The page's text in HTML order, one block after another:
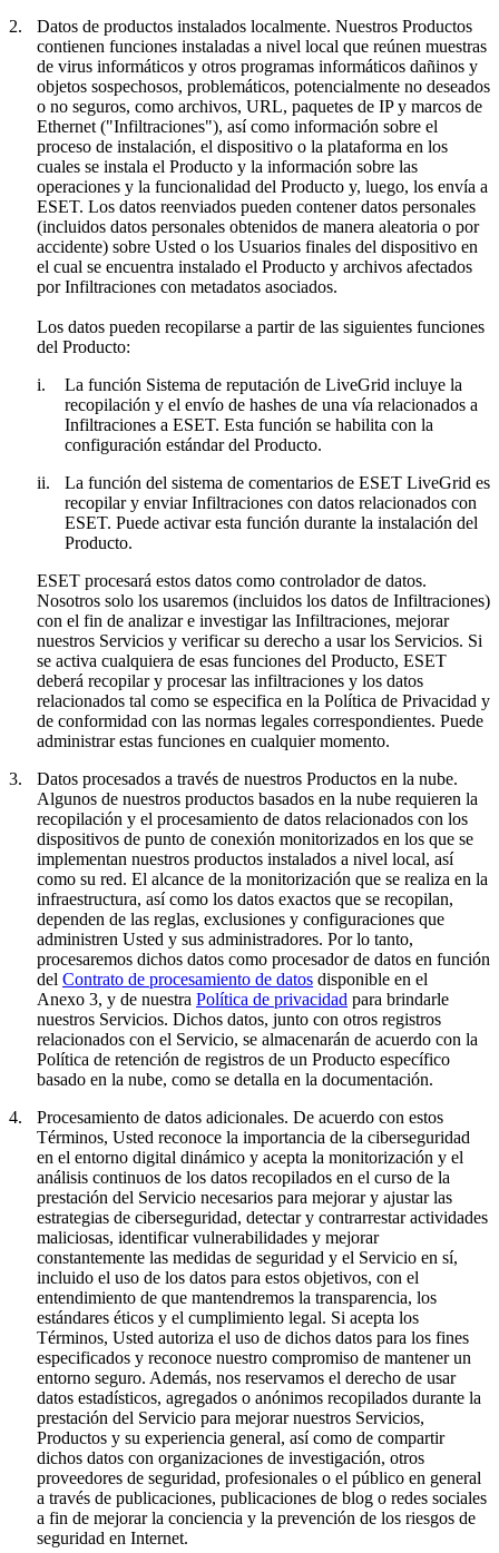
2.
Datos de productos instalados localmente. Nuestros Productos
contienen funciones instaladas a nivel local que reúnen muestras
de virus informáticos y otros programas informáticos dañinos y
objetos sospechosos, problemáticos, potencialmente no deseados
o no seguros, como archivos, URL, paquetes de IP y marcos de
Ethernet ("Infiltraciones"), así como información sobre el
proceso de instalación, el dispositivo o la plataforma en los
cuales se instala el Producto y la información sobre las
operaciones y la funcionalidad del Producto y, luego, los envía a
ESET. Los datos reenviados pueden contener datos personales
(incluidos datos personales obtenidos de manera aleatoria o por
accidente) sobre Usted o los Usuarios finales del dispositivo en
el cual se encuentra instalado el Producto y archivos afectados
por Infiltraciones con metadatos asociados.
Los datos pueden recopilarse a partir de las siguientes funciones
del Producto:
i.
La función Sistema de reputación de LiveGrid incluye la
recopilación y el envío de hashes de una vía relacionados a
Infiltraciones a ESET. Esta función se habilita con la
configuración estándar del Producto.
ii.
La función del sistema de comentarios de ESET LiveGrid es
recopilar y enviar Infiltraciones con datos relacionados con
ESET. Puede activar esta función durante la instalación del
Producto.
ESET procesará estos datos como controlador de datos.
Nosotros solo los usaremos (incluidos los datos de Infiltraciones)
con el fin de analizar e investigar las Infiltraciones, mejorar
nuestros Servicios y verificar su derecho a usar los Servicios. Si
se activa cualquiera de esas funciones del Producto, ESET
deberá recopilar y procesar las infiltraciones y los datos
relacionados tal como se especifica en la Política de Privacidad y
de conformidad con las normas legales correspondientes. Puede
administrar estas funciones en cualquier momento.
3.
Datos procesados a través de nuestros Productos en la nube.
Algunos de nuestros productos basados en la nube requieren la
recopilación y el procesamiento de datos relacionados con los
dispositivos de punto de conexión monitorizados en los que se
implementan nuestros productos instalados a nivel local, así
como su red. El alcance de la monitorización que se realiza en la
infraestructura, así como los datos exactos que se recopilan,
dependen de las reglas, exclusiones y configuraciones que
administren Usted y sus administradores. Por lo tanto,
procesaremos dichos datos como procesador de datos en función
del Contrato de procesamiento de datos disponible en el
Anexo 3, y de nuestra Política de privacidad para brindarle
nuestros Servicios. Dichos datos, junto con otros registros
relacionados con el Servicio, se almacenarán de acuerdo con la
Política de retención de registros de un Producto específico
basado en la nube, como se detalla en la documentación.
4.
Procesamiento de datos adicionales. De acuerdo con estos
Términos, Usted reconoce la importancia de la ciberseguridad
en el entorno digital dinámico y acepta la monitorización y el
análisis continuos de los datos recopilados en el curso de la
prestación del Servicio necesarios para mejorar y ajustar las
estrategias de ciberseguridad, detectar y contrarrestar actividades
maliciosas, identificar vulnerabilidades y mejorar
constantemente las medidas de seguridad y el Servicio en sí,
incluido el uso de los datos para estos objetivos, con el
entendimiento de que mantendremos la transparencia, los
estándares éticos y el cumplimiento legal. Si acepta los
Términos, Usted autoriza el uso de dichos datos para los fines
especificados y reconoce nuestro compromiso de mantener un
entorno seguro. Además, nos reservamos el derecho de usar
datos estadísticos, agregados o anónimos recopilados durante la
prestación del Servicio para mejorar nuestros Servicios,
Productos y su experiencia general, así como de compartir
dichos datos con organizaciones de investigación, otros
proveedores de seguridad, profesionales o el público en general
a través de publicaciones, publicaciones de blog o redes sociales
a fin de mejorar la conciencia y la prevención de los riesgos de
seguridad en Internet.